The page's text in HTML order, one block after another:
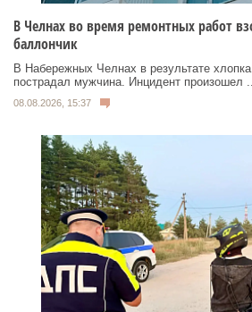
В Челнах во время ремонтных работ
баллончик
В Набережных Челнах в результате хлопка
пострадал мужчина. Инцидент произошел ...
08.08.2026, 15:37